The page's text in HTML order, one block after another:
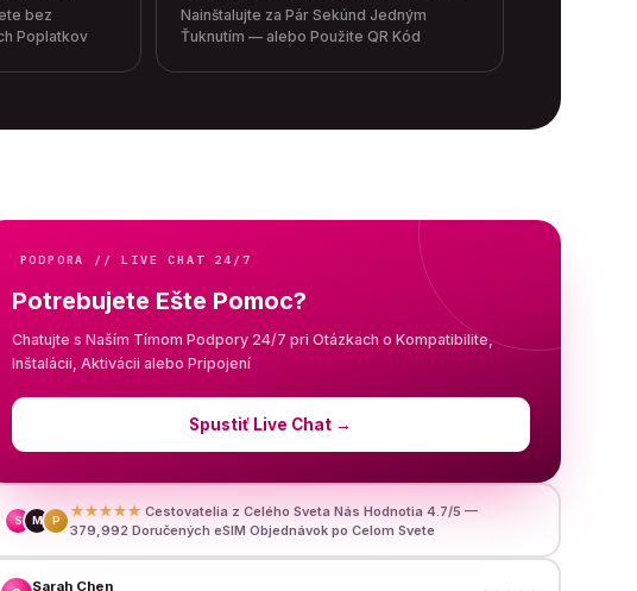
bez
Poplatkov
Nainštalujte za Pár Sekúnd Jedným
Ťuknutím — alebo Použite QR Kód
PODPORA // LIVE CHAT 24/7
Potrebujete Ešte Pomoc?
Chatujte s Naším Tímom Podpory 24/7 pri Otázkach o Kompatibilite,
Inštalácii, Aktivácii alebo Pripojení
Spustiť Live Chat →
S M P
★★★★★ Cestovatelia z Celého Sveta Nás Hodnotia 4.7/5 —
379,992 Doručených eSIM Objednávok po Celom Svete
Sarah Chen